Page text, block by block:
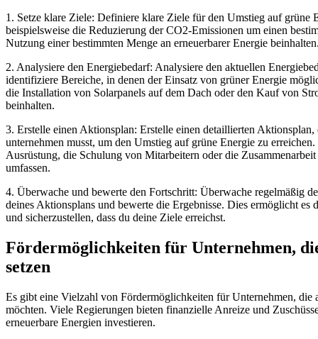
1. Setze klare Ziele: Definiere klare Ziele für den Umstieg auf grüne
beispielsweise die Reduzierung der CO2-Emissionen um einen
Nutzung einer bestimmten Menge an erneuerbarer Energie
2. Analysiere den Energiebedarf: Analysiere den aktuellen
identifiziere Bereiche, in denen der Einsatz von grüner Energie
die Installation von Solarpanels auf dem Dach oder den Kauf von
beinhalten.
3. Erstelle einen Aktionsplan: Erstelle einen detaillierten
unternehmen musst, um den Umstieg auf grüne Energie zu
Ausrüstung, die Schulung von Mitarbeitern oder die
umfassen.
4. Überwache und bewerte den Fortschritt: Überwache regelmäßig
deines Aktionsplans und bewerte die Ergebnisse. Dies ermöglicht es
und sicherzustellen, dass du deine Ziele erreichst.
Fördermöglichkeiten für Unternehmen,
setzen
Es gibt eine Vielzahl von Fördermöglichkeiten für Unternehmen, die
möchten. Viele Regierungen bieten finanzielle Anreize und
erneuerbare Energien investieren.